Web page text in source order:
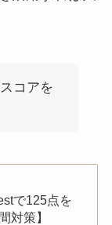
コアを
で125点を
対策】